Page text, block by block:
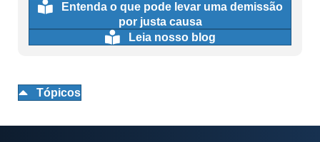
Entenda o que pode levar uma demissão
por justa causa
Leia nosso blog
Tópicos